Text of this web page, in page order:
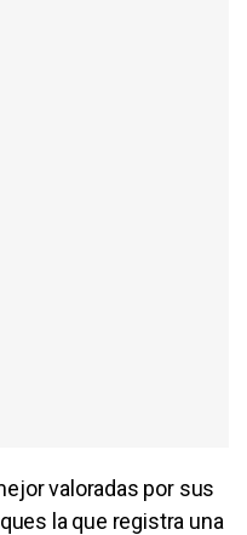
valoradas por sus
la que registra una